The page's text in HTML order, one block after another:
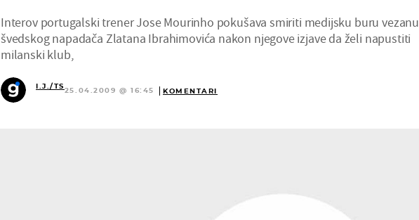
Interov portugalski trener Jose Mourinho pokušava smiriti medijsku buru
švedskog napadača Zlatana Ibrahimovića nakon njegove izjave da želi napustiti
milanski klub,
I.J./TS
25.04.2009 @ 16:45 KOMENTARI